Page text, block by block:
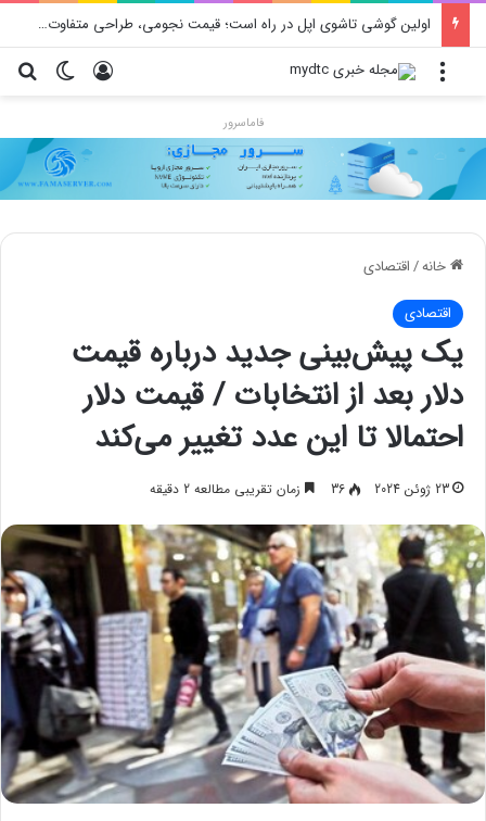
اولین گوشی تاشوی اپل در راه است؛ قیمت نجومی، طراحی متفاوت و زمان رونمایی احتمالی
تغییر ورود منو
فاماسرور
خانه/اقتصادی
اقتصادی
یک پیش‌بینی جدید درباره قیمت
دلار بعد از انتخابات / قیمت دلار
احتمالا تا این عدد تغییر می‌کند
23 ژوئن 2024 36 زمان تقریبی مطالعه 2 دقیقه